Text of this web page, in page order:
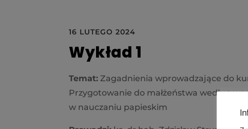
16 LUTEGO 2024
Wykład 1
Temat: Zagadnienia wprowadzające do
Przygotowanie do małżeństwa według
w nauczaniu papieskim